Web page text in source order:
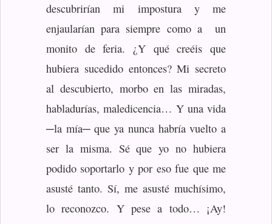
descubrirían mi impostura y me
enjaularían para siempre como a un
monito de feria. ¿Y qué creéis que
hubiera sucedido entonces? Mi secreto
al descubierto, morbo en las miradas,
habladurías, maledicencia… Y una vida
─la mía─ que ya nunca habría vuelto a
ser la misma. Sé que yo no hubiera
podido soportarlo y por eso fue que me
asusté tanto. Sí, me asusté muchísimo,
lo reconozco. Y pese a todo… ¡Ay!